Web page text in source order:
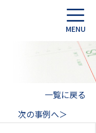
一覧に戻る
次の事例へ＞